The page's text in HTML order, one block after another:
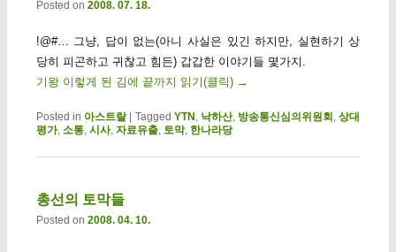
Posted on 2008. 07. 18.
!@#… 그냥, 답이 없는(아니 사실은 있긴 하지만, 실현하기 상
당히 피곤하고 귀찮고 힘든) 갑갑한 이야기들 몇가지.
기왕 이렇게 된 김에 끝까지 읽기(클릭) →
Posted in 아스트랄 Tagged YTN , 낙하산, 방송통신심의위원회 ,상대
평가, 소통, 시사, 자료유출, 토막, 한나라당
총선의 토막들
Posted on 2008. 04. 10.